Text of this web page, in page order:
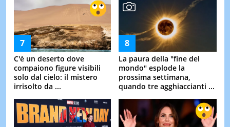
C'è un deserto dove
compaiono figure visibili
solo dal cielo: il mistero
irrisolto da ...
La paura della "fine del
mondo" esplode la
prossima settimana,
quando tre agghiaccianti ...